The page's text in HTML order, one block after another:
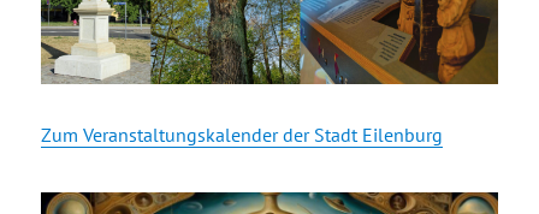
Zum Veranstaltungskalender der Stadt Eilenburg